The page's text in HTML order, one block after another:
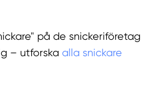
på de snickeriföretag
– utforska alla snickare